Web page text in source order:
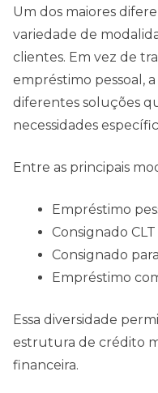
Um dos maiores
variedade de
clientes. Em vez de
empréstimo pessoal,
diferentes soluções
necessidades
Entre as principais
Empréstimo
Consignado CLT
Consignado
Empréstimo
Essa diversidade
estrutura de crédito
financeira.